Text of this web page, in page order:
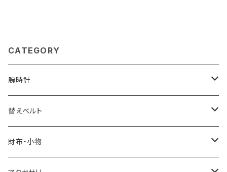
CATEGORY
腕時計
ELGIN
SALVATORE MARRA
替えベルト
COACH
財布・小物